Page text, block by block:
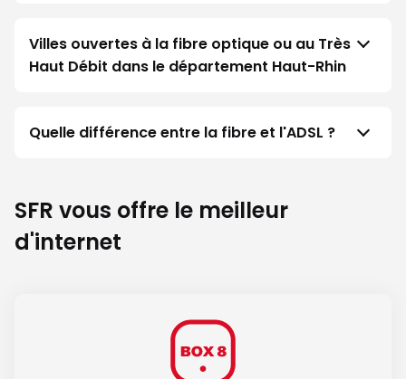
Villes ouvertes à la fibre optique ou au Très
Haut Débit dans le département Haut-Rhin
Quelle différence entre la fibre et l'ADSL ?
SFR vous offre le meilleur
d'internet